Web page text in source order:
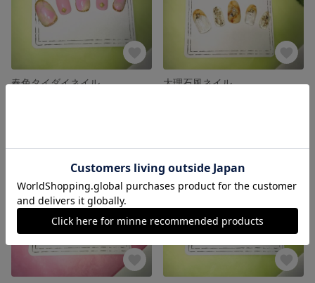
春色タイダイネイル
大理石風ネイル
残り1点 残り1点